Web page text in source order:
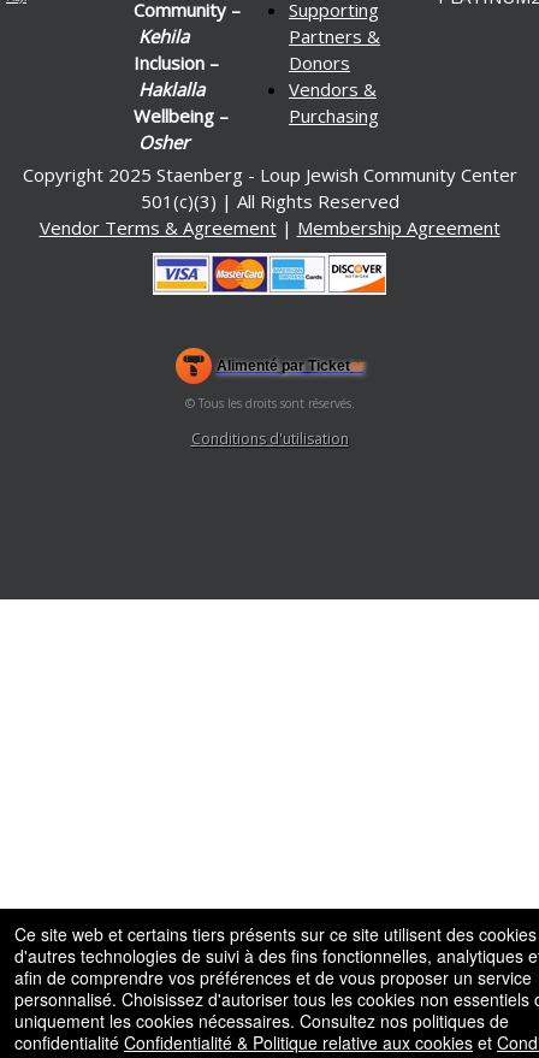
Community –
Kehila
Inclusion –
Haklalla
Wellbeing –
Osher
Supporting
Partners &
Donors
Vendors &
Purchasing
Copyright 2025 Staenberg - Loup Jewish Community Center
501(c)(3) | All Rights Reserved
Vendor Terms & Agreement| Membership Agreement
Alimenté par Ticketor
Système de billetterie et box-office par Ticketor
Logiciel de billetterie pour salles de spectacles, théâtres et
arènes
© Tous les droits sont réservés.
Conditions d'utilisation
Ce site web et certains tiers présents sur ce site utilisent des
d'autres technologies de suivi à des fins fonctionnelles, analytiques
afin de comprendre vos préférences et de vous proposer un service
personnalisé. Choisissez d'autoriser tous les cookies non essentiels
uniquement les cookies nécessaires. Consultez nos politiques de
confidentialité Confidentialité & Politique relative aux cookies et